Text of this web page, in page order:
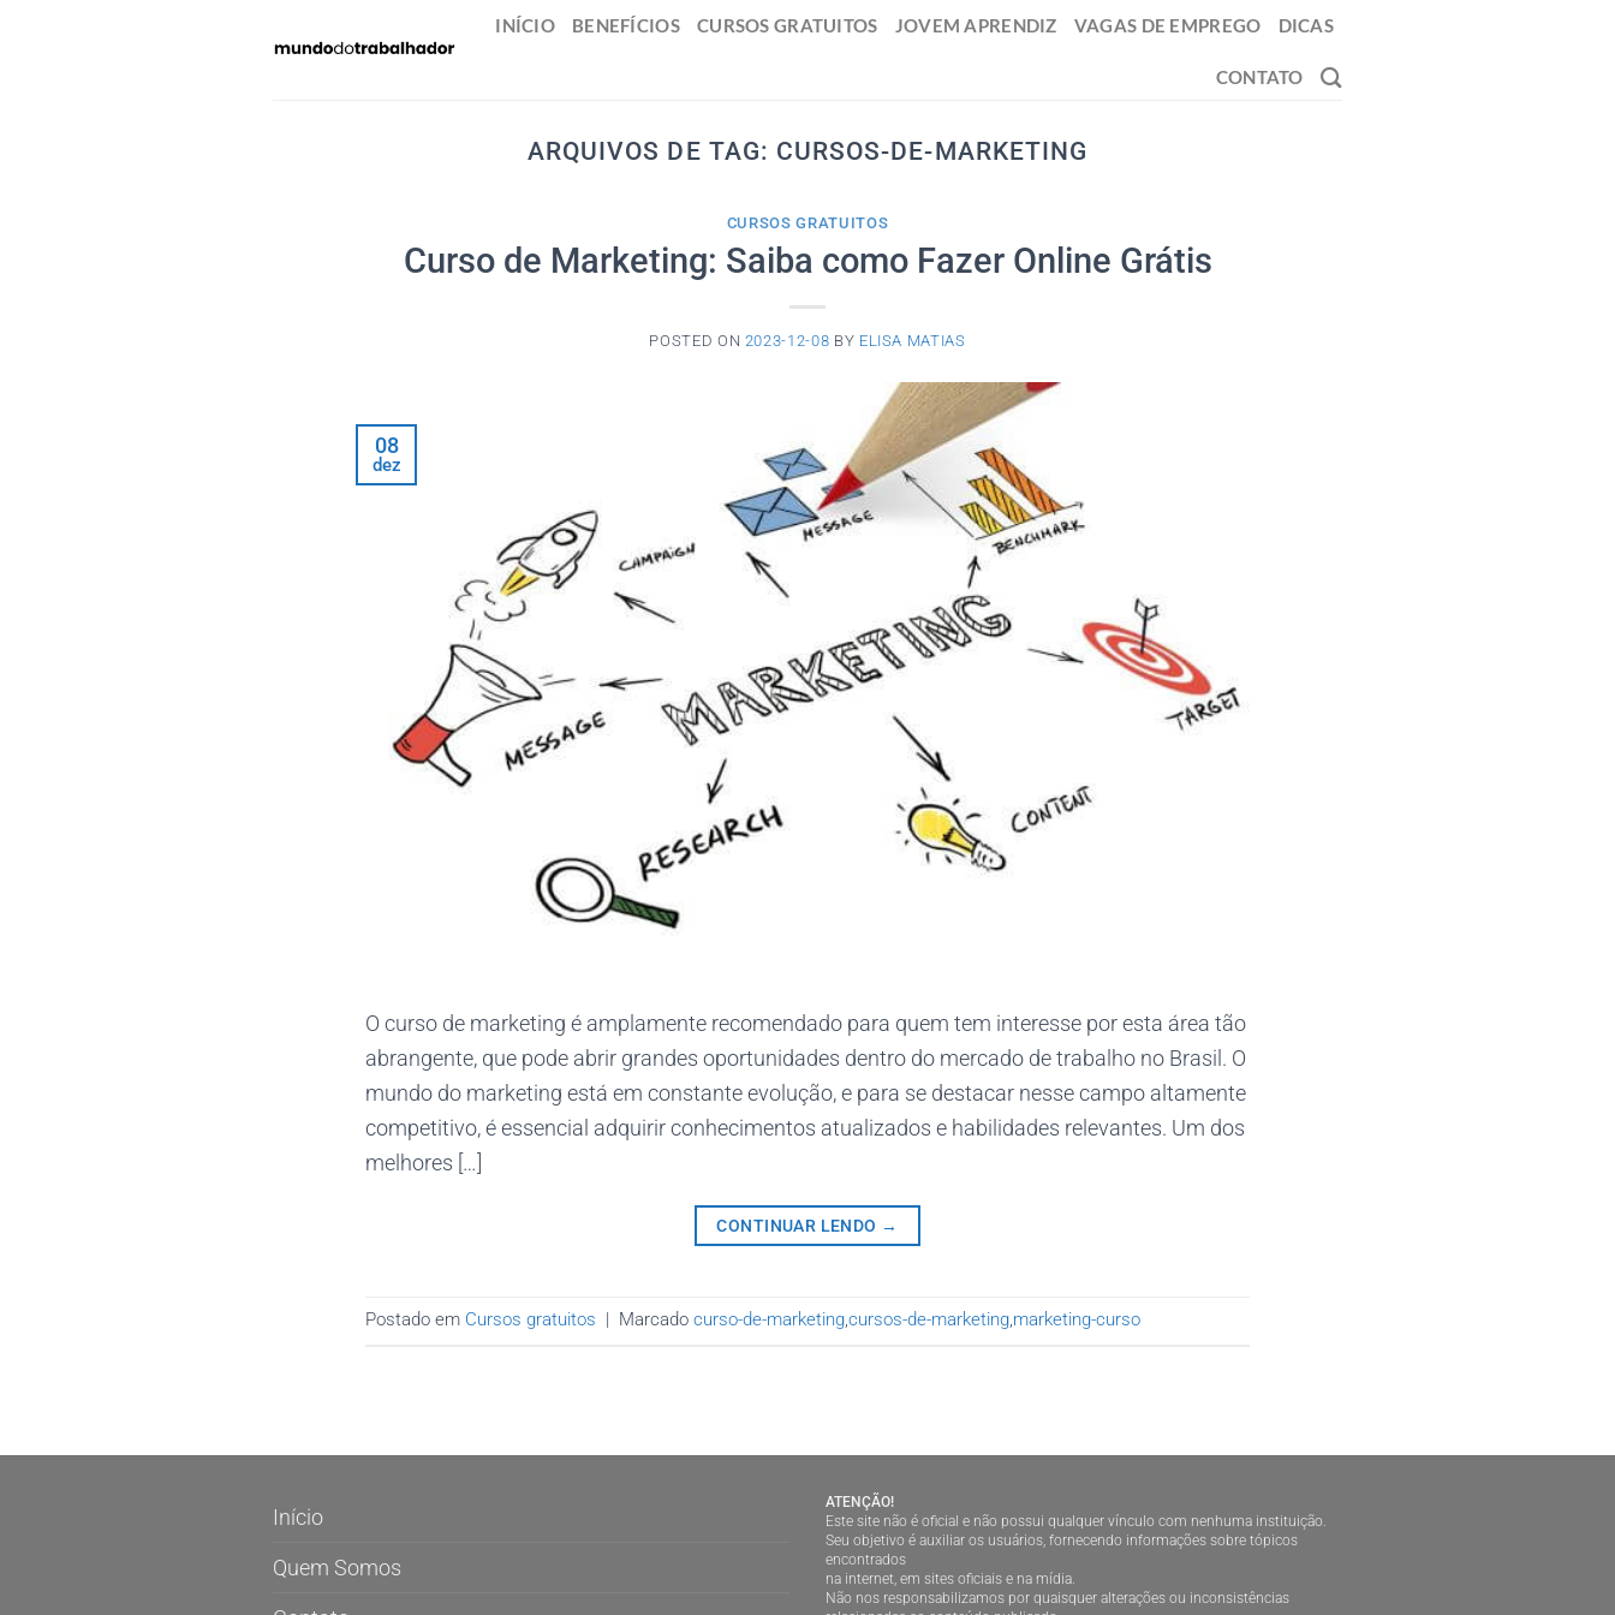
INÍCIO BENEFÍCIOS CURSOS GRATUITOS JOVEM APRENDIZ VAGAS DE EMPREGO DICAS
CONTATO
ARQUIVOS DE TAG: CURSOS-DE-MARKETING
CURSOS GRATUITOS
Curso de Marketing: Saiba como Fazer Online Grátis
POSTED ON 2023-12-08 BY ELISA MATIAS
08
dez
O curso de marketing é amplamente recomendado para quem tem interesse por esta área tão
abrangente, que pode abrir grandes oportunidades dentro do mercado de trabalho no Brasil. O
mundo do marketing está em constante evolução, e para se destacar nesse campo altamente
competitivo, é essencial adquirir conhecimentos atualizados e habilidades relevantes. Um dos
melhores […]
CONTINUAR LENDO →
Postado em Cursos gratuitos | Marcado curso-de-marketing,cursos-de-marketing,marketing-curso
Início
Quem Somos
ATENÇÃO!
Este site não é oficial e não possui qualquer vínculo com nenhuma instituição.
Seu objetivo é auxiliar os usuários, fornecendo informações sobre tópicos
encontrados
na internet, em sites oficiais e na mídia.
Não nos responsabilizamos por quaisquer alterações ou inconsistências